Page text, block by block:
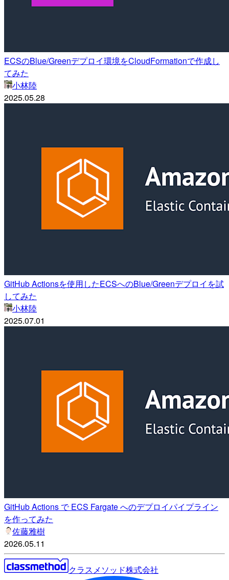
ECSのBlue/Greenデプロイ環境をCloudFormationで作成し
てみた
小林陸
2025.05.28
GitHub Actionsを使用したECSへのBlue/Greenデプロイを試
してみた
小林陸
2025.07.01
GitHub Actions で ECS Fargate へのデプロイパイプライン
を作ってみた
佐藤雅樹
2026.05.11
クラスメソッド株式会社